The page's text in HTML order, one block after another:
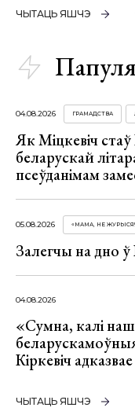
ЧЫТАЦЬ ЯШЧЭ
04.08.2026 ГРАМАДСТВА
Як Міцкевіч
беларускай
псеўданімам
05.08.2026 «МАМА, НЕ
Залегчы на дно
04.08.2026
«Сумна, калі
Кіркевіч
ЧЫТАЦЬ ЯШЧЭ